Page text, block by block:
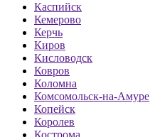
Каспийск
Кемерово
Керчь
Киров
Кисловодск
Ковров
Коломна
Комсомольск-на-Амуре
Копейск
Королев
Кострома